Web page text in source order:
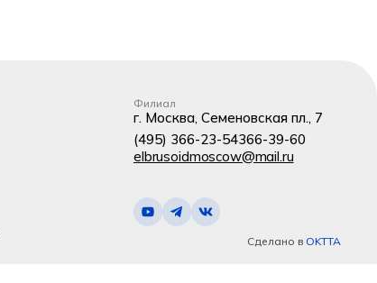
Филиал
г. Москва, Семеновская пл., 7
(495) 366-23-54366-39-60
elbrusoidmoscow@mail.ru
Сделано в OKTTA